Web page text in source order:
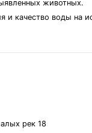
животных.
и качество воды на
рек 18